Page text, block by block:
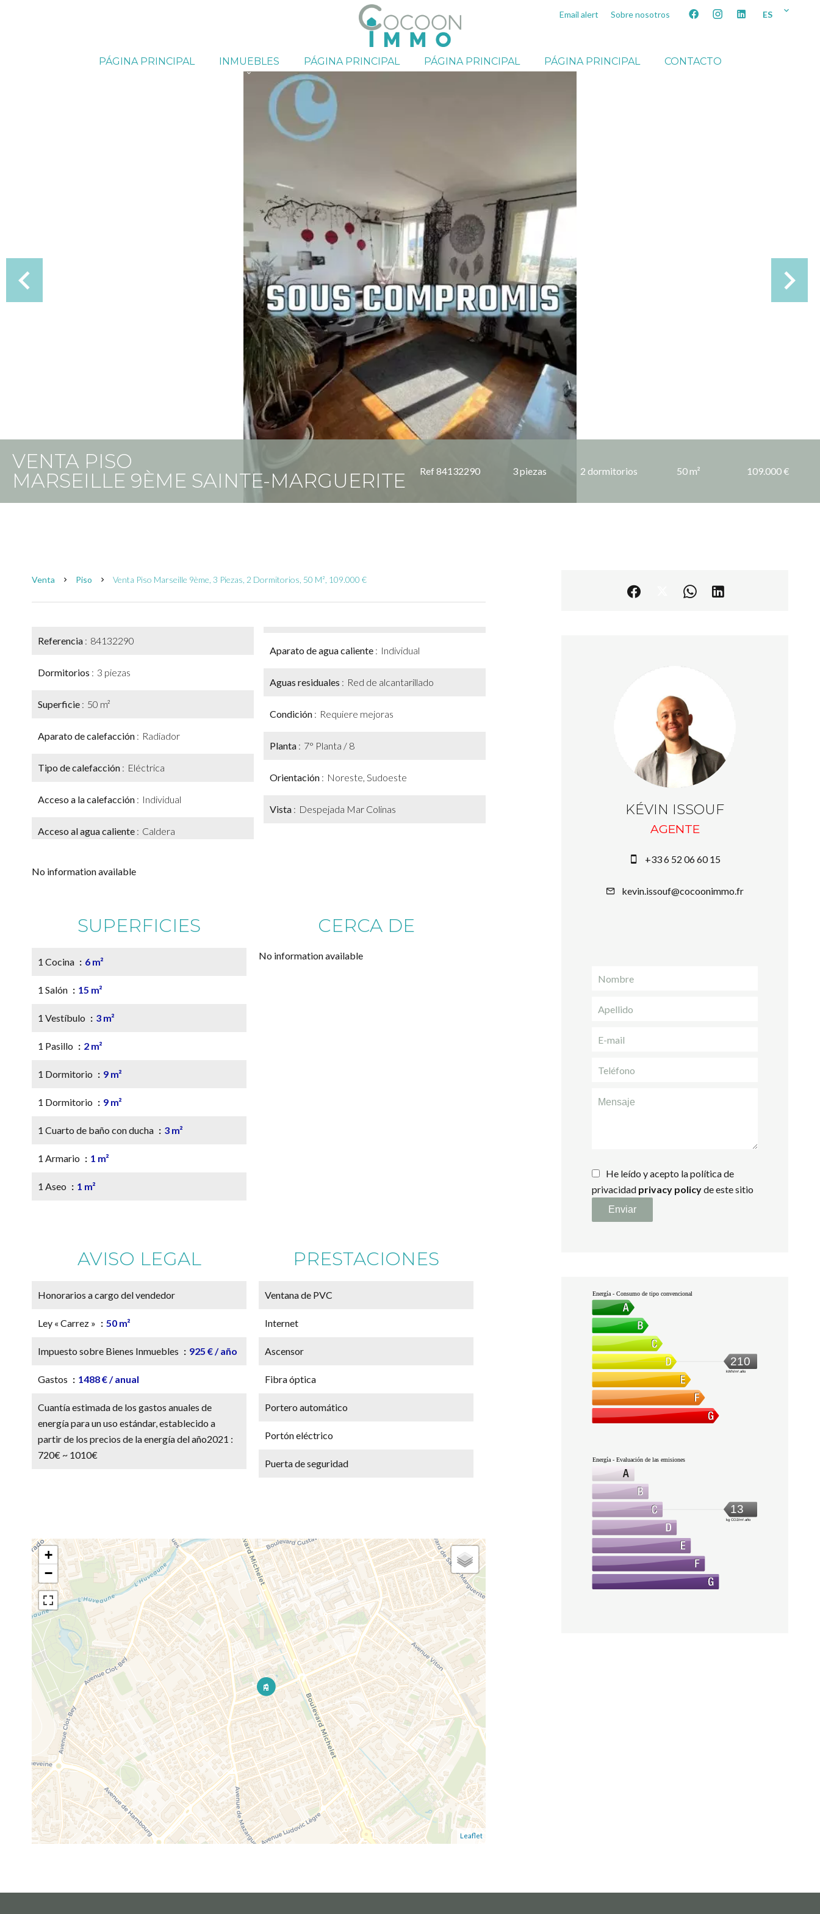
PÁGINA PRINCIPAL INMUEBLES PÁGINA PRINCIPAL PÁGINA PRINCIPAL PÁGINA PRINCIPAL CONTACTO
Email alert Sobre nosotros ES
VENTA PISO
MARSEILLE 9ÈME SAINTE-MARGUERITE
Ref 84132290 3 piezas 2 dormitorios 50 m² 109.000 €
Venta Piso Venta Piso Marseille 9ème, 3 Piezas, 2 Dormitorios, 50 M², 109.000 €
Referencia 84132290
Dormitorios 3 piezas
Superficie 50 m²
Aparato de calefacción Radiador
Tipo de calefacción Eléctrica
Acceso a la calefacción Individual
Acceso al agua caliente Caldera
Aparato de agua caliente Individual
Aguas residuales Red de alcantarillado
Condición Requiere mejoras
Planta 7° Planta / 8
Orientación Noreste, Sudoeste
Vista Despejada Mar Colinas
No information available
SUPERFICIES
1 Cocina 6 m²
1 Salón 15 m²
1 Vestíbulo 3 m²
1 Pasillo 2 m²
1 Dormitorio 9 m²
1 Dormitorio 9 m²
1 Cuarto de baño con ducha 3 m²
1 Armario 1 m²
1 Aseo 1 m²
CERCA DE
No information available
AVISO LEGAL
Honorarios a cargo del vendedor
Ley « Carrez » 50 m²
Impuesto sobre Bienes Inmuebles 925 € / año
Gastos 1488 € / anual
Cuantía estimada de los gastos anuales de
energía para un uso estándar, establecido a
partir de los precios de la energía del año2021 :
720€ ~ 1010€
PRESTACIONES
Ventana de PVC
Internet
Ascensor
Fibra óptica
Portero automático
Portón eléctrico
Puerta de seguridad
+
−
Leaflet
KÉVIN ISSOUF
AGENTE
+33 6 52 06 60 15
kevin.issouf@cocoonimmo.fr
He leído y acepto la política de
privacidad privacy policyde este sitio
Enviar
Energía - Consumo de tipo convencional
210
kWh/m².año
Energía - Evaluación de las emisiones
13
kg CO2/m².año